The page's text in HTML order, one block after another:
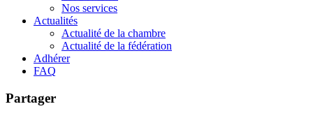
Nos services
Actualités
Actualité de la chambre
Actualité de la fédération
Adhérer
FAQ
Partager